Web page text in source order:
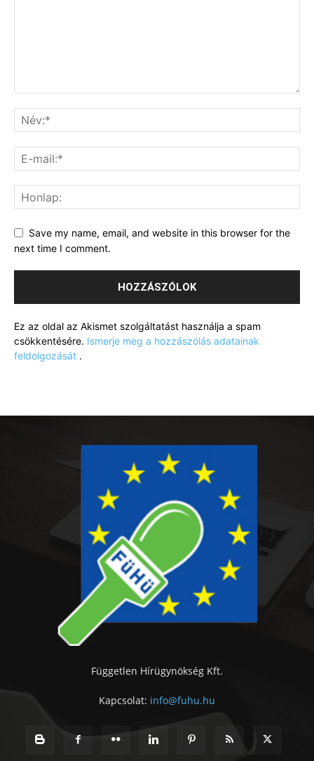
Save my name, email, and website in this browser for the
next time I comment.
Ez az oldal az Akismet szolgáltatást használja a spam
csökkentésére. Ismerje meg a hozzászólás adatainak
feldolgozását .
Független Hírügynökség Kft.
Kapcsolat: info@fuhu.hu